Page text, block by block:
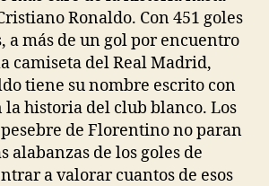
Ronaldo. Con 451 goles
a más de un gol por encuentro
camiseta del Real Madrid,
tiene su nombre escrito con
la historia del club blanco. Los
de Florentino no paran
alabanzas de los goles de
a valorar cuantos de esos